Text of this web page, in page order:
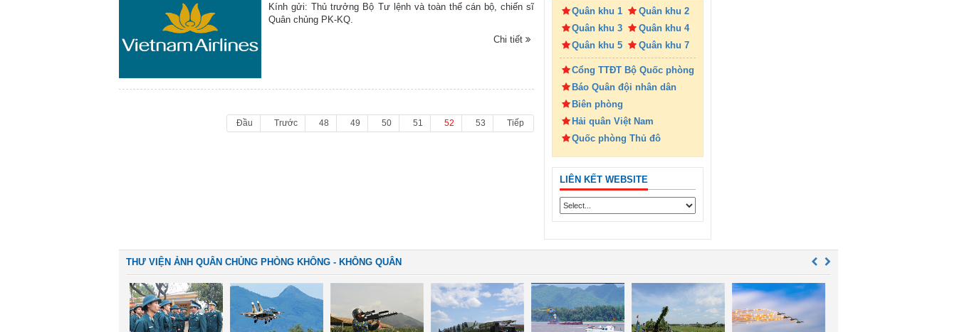
Kính gửi: Thủ trưởng Bộ Tư lệnh và toàn thể cán bộ, chiến sĩ
Quân chủng PK-KQ.
Chi tiết
Đầu Trước 48 49 50 51 52 53 Tiếp
Quân khu 1
Quân khu 2
Quân khu 3
Quân khu 4
Quân khu 5
Quân khu 7
Cổng TTĐT Bộ Quốc phòng
Báo Quân đội nhân dân
Biên phòng
Hải quân Việt Nam
Quốc phòng Thủ đô
LIÊN KẾT WEBSITE
THƯ VIỆN ẢNH QUÂN CHỦNG PHÒNG KHÔNG - KHÔNG QUÂN